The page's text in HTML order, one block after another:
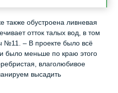
также обустроена ливневая
отток талых вод, в том
№11. – В проекте было всё
было меньше по краю этого
влаголюбивое
высадить